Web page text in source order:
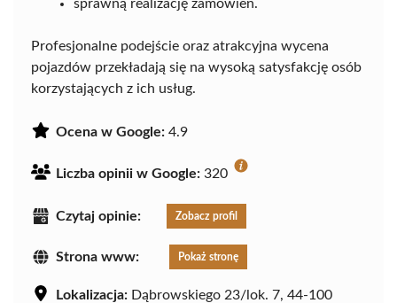
sprawną realizację zamówień.
Profesjonalne podejście oraz atrakcyjna wycena
pojazdów przekładają się na wysoką satysfakcję osób
korzystających z ich usług.
Ocena w Google: 4.9
Liczba opinii w Google: 320
Czytaj opinie: Zobacz profil
Strona www: Pokaż stronę
Lokalizacja: Dąbrowskiego 23/lok. 7, 44-100